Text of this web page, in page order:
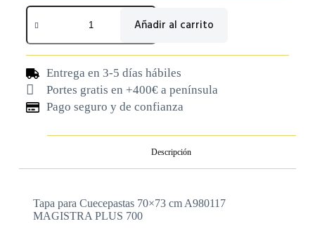
Añadir al carrito
Entrega en 3-5 días hábiles
Portes gratis en +400€ a península
Pago seguro y de confianza
Descripción
Tapa para Cuecepastas 70×73 cm A980117
MAGISTRA PLUS 700